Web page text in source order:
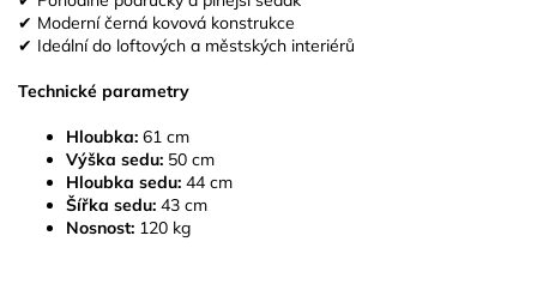
✔ Moderní černá kovová konstrukce
✔ Ideální do loftových a městských interiérů
Technické parametry
Hloubka: 61 cm
Výška sedu: 50 cm
Hloubka sedu: 44 cm
Šířka sedu: 43 cm
Nosnost: 120 kg